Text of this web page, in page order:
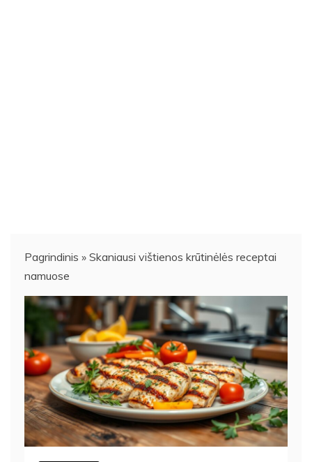
Pagrindinis » Skaniausi vištienos krūtinėlės receptai
namuose